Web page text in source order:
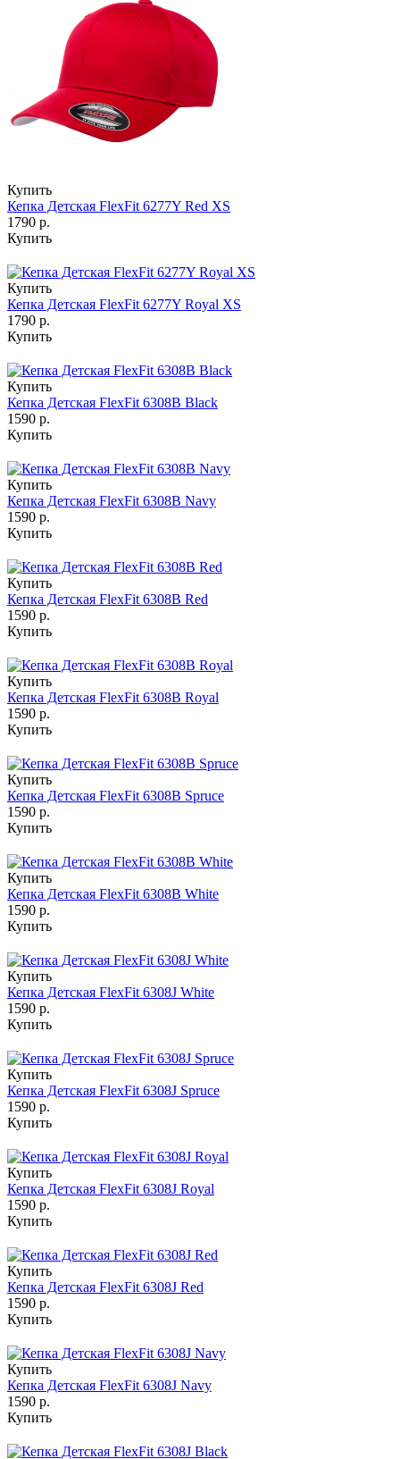
Купить
Кепка Детская FlexFit 6277Y Red XS
1790 р.
Купить
Купить
Кепка Детская FlexFit 6277Y Royal XS
1790 р.
Купить
Купить
Кепка Детская FlexFit 6308B Black
1590 р.
Купить
Купить
Кепка Детская FlexFit 6308B Navy
1590 р.
Купить
Купить
Кепка Детская FlexFit 6308B Red
1590 р.
Купить
Купить
Кепка Детская FlexFit 6308B Royal
1590 р.
Купить
Купить
Кепка Детская FlexFit 6308B Spruce
1590 р.
Купить
Купить
Кепка Детская FlexFit 6308B White
1590 р.
Купить
Купить
Кепка Детская FlexFit 6308J White
1590 р.
Купить
Купить
Кепка Детская FlexFit 6308J Spruce
1590 р.
Купить
Купить
Кепка Детская FlexFit 6308J Royal
1590 р.
Купить
Купить
Кепка Детская FlexFit 6308J Red
1590 р.
Купить
Купить
Кепка Детская FlexFit 6308J Navy
1590 р.
Купить